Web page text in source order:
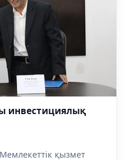
инвестициялық
қызмет